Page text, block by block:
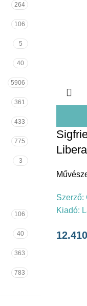
264
106
5
40
5906
361
433
775
3
106
40
363
783
Szerző:
Kiadó:
12.410